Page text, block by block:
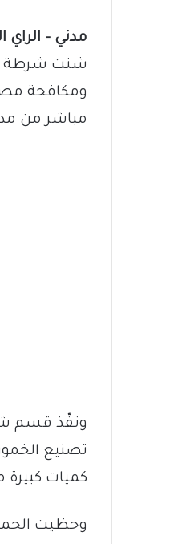
مدني – الراي
شنت شرطة
ومكافحة
مباشر من
ونفّذ قسم
تصنيع
كميات
وحظيت